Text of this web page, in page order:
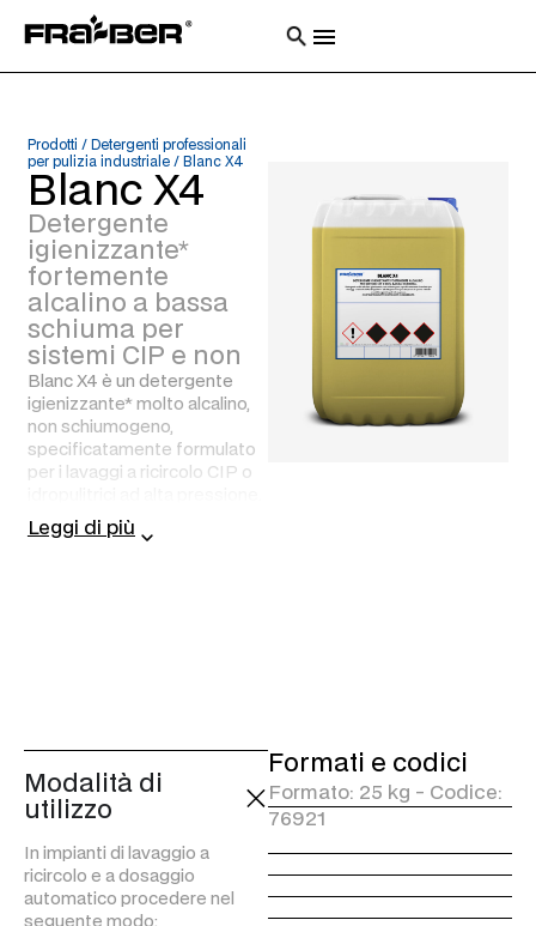
Prodotti /
Detergenti professionali
per pulizia industriale/ Blanc X4
Blanc X4
Detergente
igienizzante*
fortemente
alcalino a bassa
schiuma per
sistemi CIP e non
Blanc X4 è un detergente
igienizzante* molto alcalino,
non schiumogeno,
specificatamente formulato
per i lavaggi a ricircolo CIP o
Rimuove lo sporco ostinato e
i residui organici come olio e
Leggi di più
Modalità di
utilizzo
In impianti di lavaggio a
ricircolo e a dosaggio
automatico procedere nel
seguente modo:
Formati e codici
Formato: 25 kg - Codice:
76921